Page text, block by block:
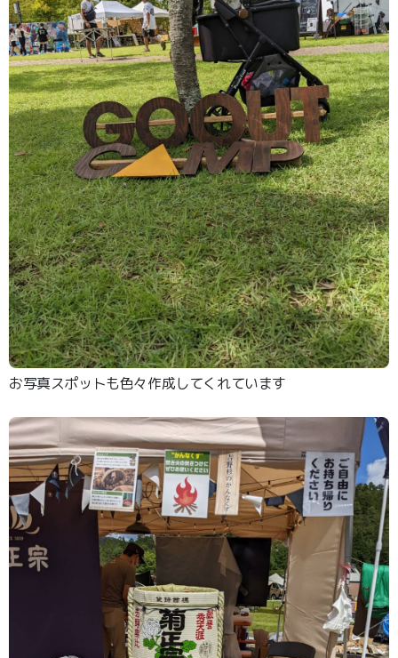
お写真スポットも色々作成してくれています